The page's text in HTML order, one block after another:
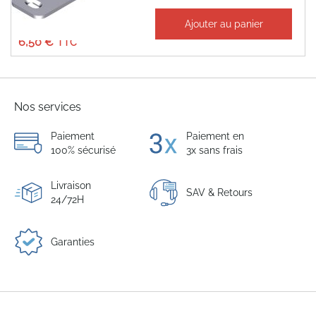
À partir de
6,50 €
Ajouter au panier
Nos services
Paiement
100% sécurisé
Paiement en
3x sans frais
Livraison
24/72H
SAV & Retours
Garanties